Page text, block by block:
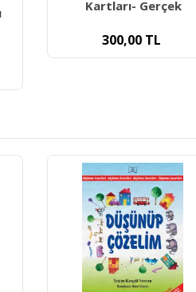
Yuka Kids Öykü
Oluşturma Plus- Hikaye
Ve Dil